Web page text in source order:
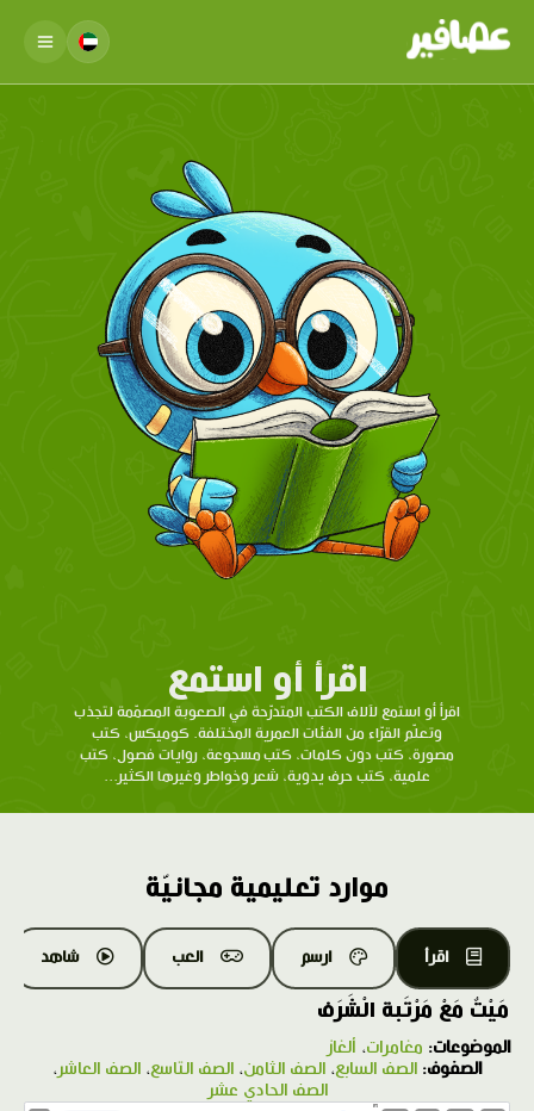
اقرأ أو استمع
اقرأ أو استمع لآلاف الكتب المتدرّحة في الصعوبة المصمّمة لتجذب
وتعلّم القرّاء من الفئات العمرية المختلفة. كوميكس، كتب
مصورة، كتب دون كلمات، كتب مسجوعة، روايات فصول، كتب
علمية، كتب حرف يدوية، شعر وخواطر وغيرها الكثير...
موارد تعليمية مجانيّة
اقرأ ارسم العب شاهد
مَيْتٌ مَعْ مَرْتَبة الْشَرَف
الموضوعات: مغامرات، ألغاز
الصفوف: الصف السابع، الصف الثامن، الصف التاسع، الصف العاشر،
الصف الحادي عشر